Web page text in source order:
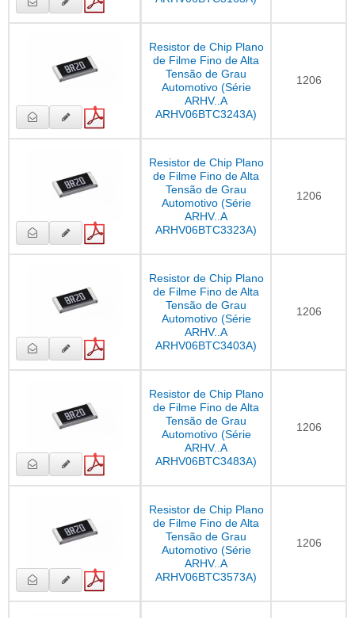
Resistor de Chip Plano
de Filme Fino de Alta
Tensão de Grau
Automotivo (Série
ARHV..A
ARHV06BTC3243A)
1206
Resistor de Chip Plano
de Filme Fino de Alta
Tensão de Grau
Automotivo (Série
ARHV..A
ARHV06BTC3323A)
1206
Resistor de Chip Plano
de Filme Fino de Alta
Tensão de Grau
Automotivo (Série
ARHV..A
ARHV06BTC3403A)
1206
Resistor de Chip Plano
de Filme Fino de Alta
Tensão de Grau
Automotivo (Série
ARHV..A
ARHV06BTC3483A)
1206
Resistor de Chip Plano
de Filme Fino de Alta
Tensão de Grau
Automotivo (Série
ARHV..A
ARHV06BTC3573A)
1206